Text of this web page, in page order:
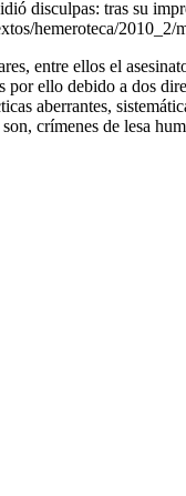
disculpas: tras su
hemeroteca/2010_2/
entre ellos el
ello debido a dos
aberrantes,
crímenes de lesa